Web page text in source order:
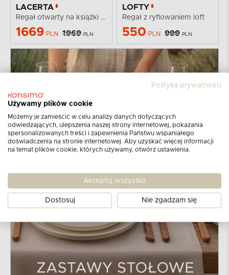
LACERTA
Regał otwarty na książki loft
1669 PLN 1969 PLN
LOFTY
Regał z ryflowaniem loft
550 PLN 999 PLN
Polityka prywatności
Używamy plików cookie
Możemy je zamieścić w celu analizy danych dotyczących
odwiedzających, ulepszenia naszej strony internetowej, pokazania
spersonalizowanych treści i zapewnienia Państwu wspaniałego
doświadczenia na stronie internetowej. Aby uzyskać więcej informacji
na temat plików cookie, których używamy, otwórz ustawienia.
Akceptuj wszystko
Dostosuj Nie zgadzam się